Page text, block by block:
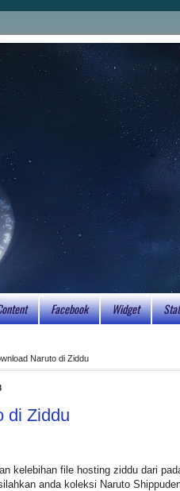
Facebook Widget
Naruto di Ziddu
di Ziddu
kelebihan file hosting ziddu dari
anda koleksi Naruto